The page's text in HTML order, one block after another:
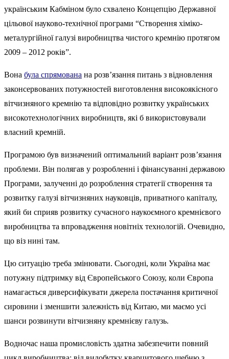
українським Кабміном було схвалено Концепцію Державної
цільової науково-технічної програми “Створення хіміко-
металургійної галузі виробництва чистого кремнію протягом
2009 – 2012 років”.
Вона була спрямована на розв’язання питань з відновлення
законсервованих потужностей виготовлення високоякісного
вітчизняного кремнію та відповідно розвитку українських
високотехнологічних виробництв, які б використовували
власний кремній.
Програмою був визначений оптимальний варіант розв’язання
проблеми. Він полягав у розробленні і фінансуванні державою
Програми, залученні до розроблення стратегії створення та
розвитку галузі вітчизняних науковців, приватного капіталу,
який би сприяв розвитку сучасного наукоємного кремнієвого
виробництва та впровадження новітніх технологій. Очевидно,
що віз нині там.
Цю ситуацію треба змінювати. Сьогодні, коли Україна має
потужну підтримку від Європейського Союзу, коли Європа
намагається диверсифікувати джерела постачання критичної
сировини і зменшити залежність від Китаю, ми маємо усі
шанси розвинути вітчизняну кремнієву галузь.
Водночас наша промисловість здатна забезпечити повний